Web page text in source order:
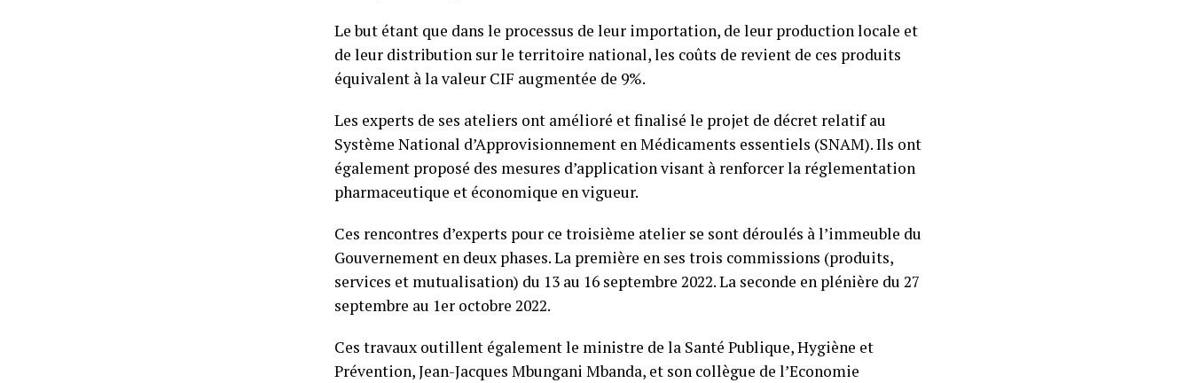
Le but étant que dans le processus de leur importation, de leur production locale et
de leur distribution sur le territoire national, les coûts de revient de ces produits
équivalent à la valeur CIF augmentée de 9%.
Les experts de ses ateliers ont amélioré et finalisé le projet de décret relatif au
Système National d’Approvisionnement en Médicaments essentiels (SNAM). Ils ont
également proposé des mesures d’application visant à renforcer la réglementation
pharmaceutique et économique en vigueur.
Ces rencontres d’experts pour ce troisième atelier se sont déroulés à l’immeuble du
Gouvernement en deux phases. La première en ses trois commissions (produits,
services et mutualisation) du 13 au 16 septembre 2022. La seconde en plénière du 27
septembre au 1er octobre 2022.
Ces travaux outillent également le ministre de la Santé Publique, Hygiène et
Prévention, Jean-Jacques Mbungani Mbanda, et son collègue de l’Economie